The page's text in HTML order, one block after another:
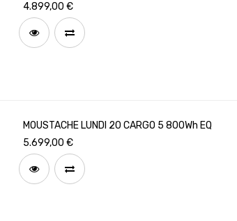
4.899,00 €
MOUSTACHE LUNDI 20 CARGO 5 800Wh EQ
5.699,00 €